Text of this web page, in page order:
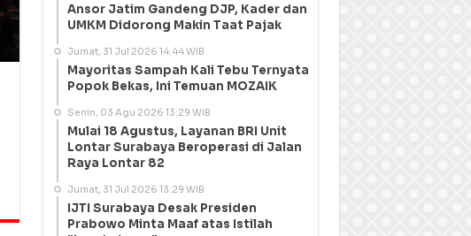
Ansor Jatim Gandeng DJP, Kader dan
UMKM Didorong Makin Taat Pajak
Jumat, 31 Jul 2026 14:44 WIB
Mayoritas Sampah Kali Tebu Ternyata
Popok Bekas, Ini Temuan MOZAIK
Senin, 03 Agu 2026 13:29 WIB
Mulai 18 Agustus, Layanan BRI Unit
Lontar Surabaya Beroperasi di Jalan
Raya Lontar 82
Jumat, 31 Jul 2026 13:29 WIB
IJTI Surabaya Desak Presiden
Prabowo Minta Maaf atas Istilah